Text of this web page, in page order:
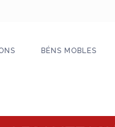
BÉNS MOBLES